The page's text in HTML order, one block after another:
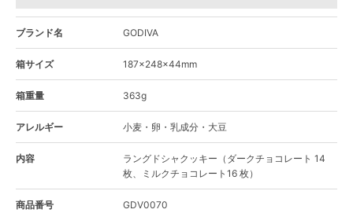
ブランド名 GODIVA
箱サイズ 187×248×44mm
箱重量 363g
アレルギー 小麦・卵・乳成分・大豆
内容
ラングドシャクッキー（ダークチョコレート 14
枚、ミルクチョコレート16 枚）
商品番号 GDV0070